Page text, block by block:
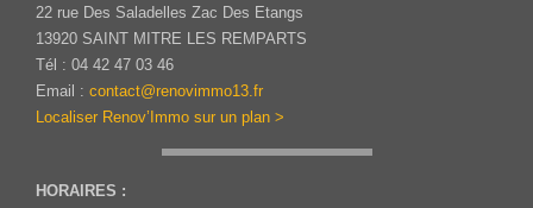
22 rue Des Saladelles Zac Des Etangs
13920 SAINT MITRE LES REMPARTS
Tél : 04 42 47 03 46
Email : contact@renovimmo13.fr
Localiser Renov’Immo sur un plan >
HORAIRES :